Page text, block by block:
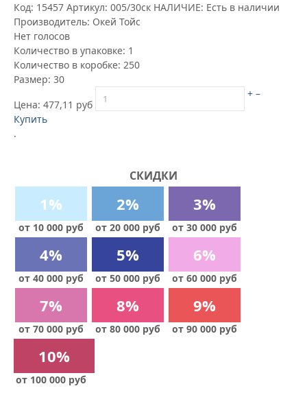
Код: 15457 Артикул: 005/30ск НАЛИЧИЕ: Есть в наличии
Производитель: Окей Тойс
Нет голосов
Количество в упаковке: 1
Количество в коробке: 250
Размер: 30
Цена: 477,11 руб
+ –
Купить
.
СКИДКИ
1%
от 10 000 руб
2%
от 20 000 руб
3%
от 30 000 руб
4%
от 40 000 руб
5%
от 50 000 руб
6%
от 60 000 руб
7%
от 70 000 руб
8%
от 80 000 руб
9%
от 90 000 руб
10%
от 100 000 руб